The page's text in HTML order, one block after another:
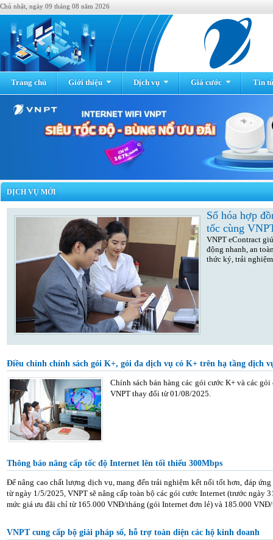
Chủ nhật, ngày 09 tháng 08 năm 2026
Trang chủ Giới thiệu Dịch vụ Giá cước Tin
DỊCH VỤ MỚI
Số hóa hợp
tốc cùng
VNPT eContract
động nhanh, an
thức ký, trải
Điều chỉnh chính sách gói K+, gói đa dịch vụ có K+ trên hạ tầng dịch
Chính sách bán hàng các gói cước K+ và các
VNPT thay đổi từ 01/08/2025.
Thông báo nâng cấp tốc độ Internet lên tối thiểu 300Mbps
Để nâng cao chất lượng dịch vụ, mang đến trải nghiệm kết nối tốt hơn, đáp
từ ngày 1/5/2025, VNPT sẽ nâng cấp toàn bộ các gói cước Internet (trước
mức giá ưu đãi chỉ từ 165.000 VNĐ/tháng (gói Internet đơn lẻ) và 185.000
VNPT cung cấp bộ giải pháp số, hỗ trợ toàn diện các hộ kinh doanh